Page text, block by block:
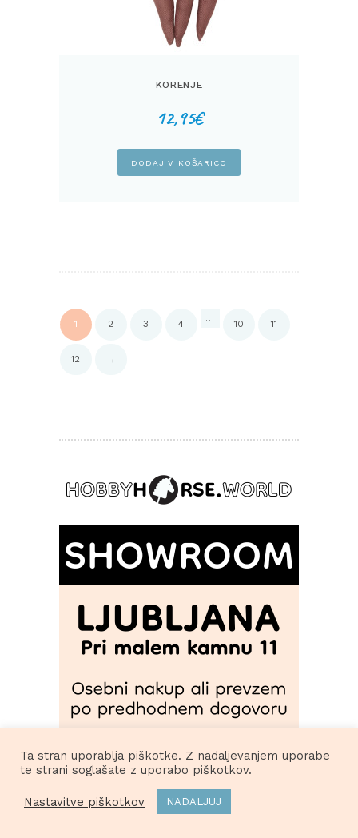
KORENJE
12,95€
DODAJ V KOŠARICO
1 2 3 4 … 10 11
12 →
Ta stran uporablja piškotke. Z nadaljevanjem uporabe
te strani soglašate z uporabo piškotkov.
Nastavitve piškotkov NADALJUJ